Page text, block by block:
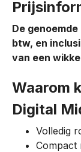
De
btw, en
van een
Waarom
Digital
Volledig
Compact